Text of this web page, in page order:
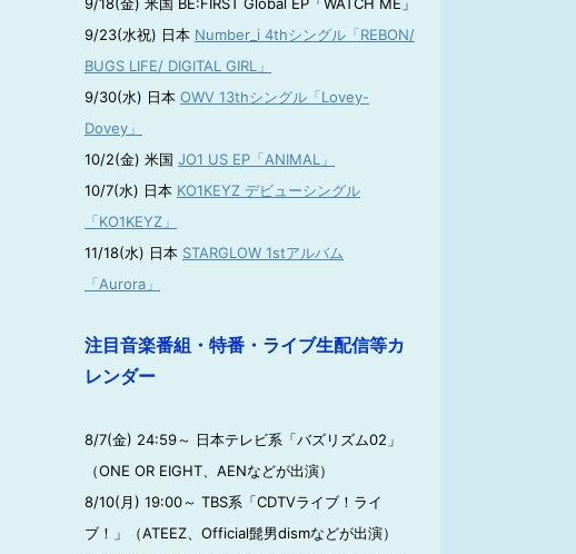
9/23(水祝) 日本 Number_i 4thシングル「REBON/
BUGS LIFE/ DIGITAL GIRL」
9/30(水) 日本 OWV 13thシングル「Lovey-
Dovey」
10/2(金) 米国 JO1 US EP「ANIMAL」
10/7(水) 日本 KO1KEYZ デビューシングル
「KO1KEYZ」
11/18(水) 日本 STARGLOW 1stアルバム
「Aurora」
注目音楽番組・特番・ライブ生配信等カ
レンダー
8/7(金) 24:59～ 日本テレビ系「バズリズム02」
（ONE OR EIGHT、AENなどが出演）
8/10(月) 19:00～ TBS系「CDTVライブ！ライ
ブ！」（ATEEZ、Official髭男dismなどが出演）